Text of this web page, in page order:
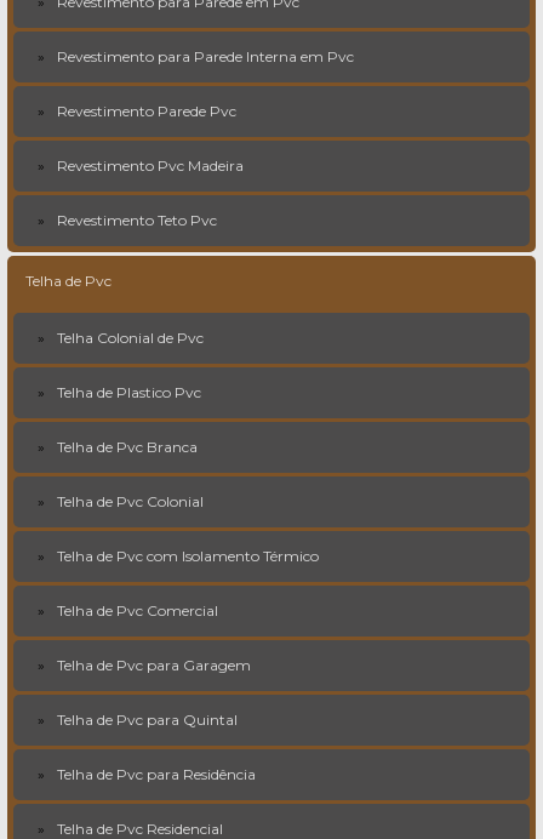
Revestimento para Parede Interna em Pvc
Revestimento Parede Pvc
Revestimento Pvc Madeira
Revestimento Teto Pvc
Telha de Pvc
Telha Colonial de Pvc
Telha de Plastico Pvc
Telha de Pvc Branca
Telha de Pvc Colonial
Telha de Pvc com Isolamento Térmico
Telha de Pvc Comercial
Telha de Pvc para Garagem
Telha de Pvc para Quintal
Telha de Pvc para Residência
Telha de Pvc Residencial